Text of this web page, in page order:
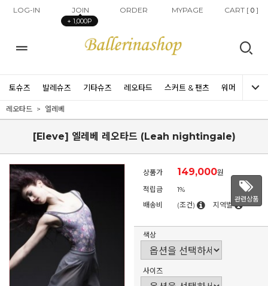
LOG-IN JOIN
+ 1,000P
ORDER MYPAGE CART [ 0]
토슈즈 발레슈즈 기타슈즈 레오타드 스커트 & 팬츠 워머 타이
레오타드 엘레베
[Eleve] 엘레베 레오타드 (Leah nightingale)
상품가 149,000원
적립금
1%
배송비
(조건) 지역별
관련상품
색상
사이즈